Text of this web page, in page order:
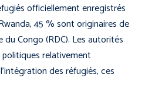
officiellement enregistrés
45 % sont originaires de
Congo (RDC). Les autorités
relativement
des réfugiés, ces